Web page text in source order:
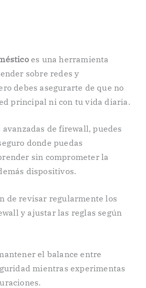
es una herramienta
sobre redes y
debes asegurarte de que no
principal ni con tu vida diaria.
avanzadas de firewall, puedes
donde puedas
sin comprometer la
dispositivos.
de revisar regularmente los
y ajustar las reglas según
el balance entre
mientras experimentas